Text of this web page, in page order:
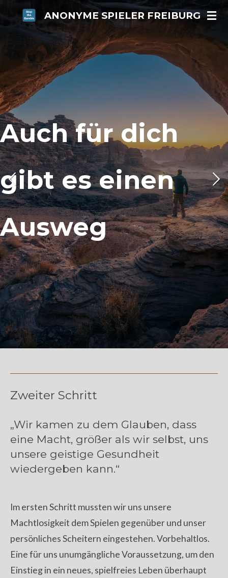
Zum
Hauptinhalt
springen
ANONYME SPIELER FREIBURG
Auch für dich
gibt es einen
Ausweg
Zweiter Schritt
„Wir kamen zu dem Glauben, dass
eine Macht, größer als wir selbst, uns
unsere geistige Gesundheit
wiedergeben kann.“
Im ersten Schritt mussten wir uns unsere
Machtlosigkeit dem Spielen gegenüber und unser
persönliches Scheitern eingestehen. Vorbehaltlos.
Eine für uns unumgängliche Voraussetzung, um den
Einstieg in ein neues, spielfreies Leben überhaupt